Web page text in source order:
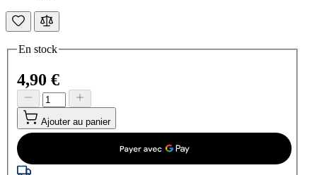
En stock
4,90 €
Ajouter au panier